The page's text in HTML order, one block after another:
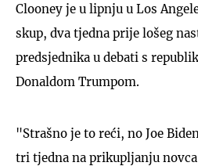
Clooney je u lipnju u Los
skup, dva tjedna prije lošeg
predsjednika u debati s
Donaldom Trumpom.
"Strašno je to reći, no Joe
tri tjedna na prikupljanju